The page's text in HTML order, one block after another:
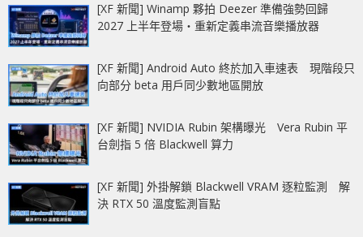
[XF 新聞] Winamp 夥拍 Deezer 準備強勢回歸
2027 上半年登場‧重新定義串流音樂播放器
[XF 新聞] Android Auto 終於加入車速表 現階段只
向部分 beta 用戶同少數地區開放
[XF 新聞] NVIDIA Rubin 架構曝光 Vera Rubin 平
台劍指 5 倍 Blackwell 算力
[XF 新聞] 外掛解鎖 Blackwell VRAM 逐粒監測 解
決 RTX 50 溫度監測盲點